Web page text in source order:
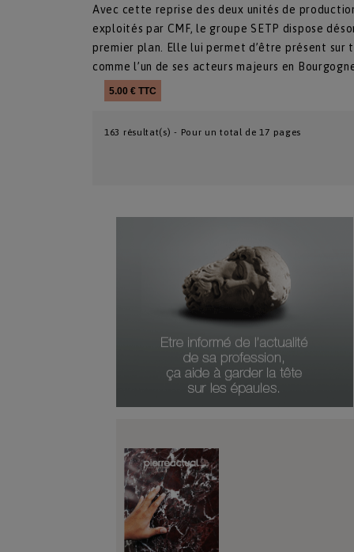
Avec cette reprise des deux unités de
exploités par CMF, le groupe SETP dispose
premier plan. Elle lui permet d’être présent sur
comme l’un de ses acteurs majeurs en
5.00 € TTC
163 résultat(s) - Pour un total de 17 pages